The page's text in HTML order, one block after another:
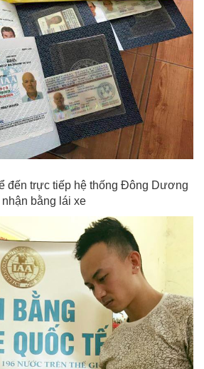
đến trực tiếp hệ thống Đông Dương
bằng lái xe